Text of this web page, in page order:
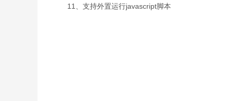
11、支持外置运行javascript脚本